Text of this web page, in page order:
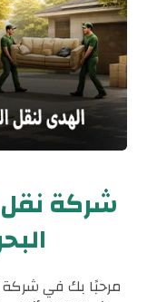
شركة نقل
مرحبًا بك في شركة